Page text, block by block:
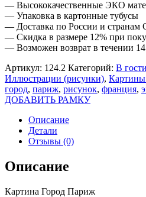
— Высококачественные ЭКО
— Упаковка в картонные тубусы
— Доставка по России и странам
— Скидка в размере 12% при
— Возможен возврат в течении
Артикул: 124.2 Категорий: В
Иллюстрации (рисунки),
город, париж, рисунок, франция,
ДОБАВИТЬ РАМКУ
Описание
Детали
Отзывы (0)
Описание
Картина Город Париж